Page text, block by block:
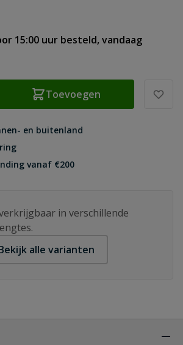
15:00 uur besteld, vandaag
Toevoegen
en buitenland
vanaf €200
in verschillende
alle varianten